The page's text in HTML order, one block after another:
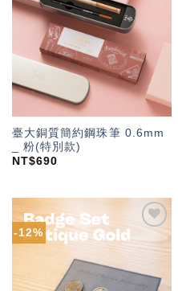
臺大銅質簡約鋼珠筆 0.6mm
_ 粉(特別款)
NT$690
-12%
「願